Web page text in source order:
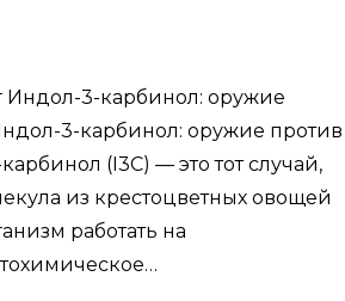
долголетия
Индол-3-карбинол: оружие
3-карбинол: оружие против
(I3C) — это тот случай,
из крестоцветных овощей
работать на